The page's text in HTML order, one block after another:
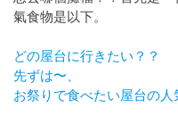
氣食物是以下。
どの屋台に行きたい？？
先ずは〜、
お祭りで食べたい屋台の人